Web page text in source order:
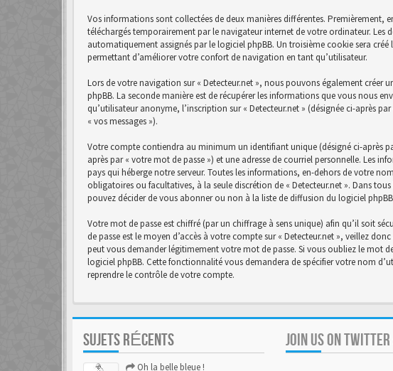
Vos informations sont collectées de deux manières différentes. Premièrement,
téléchargés temporairement par le navigateur internet de votre ordinateur.
automatiquement assignés par le logiciel phpBB. Un troisième cookie sera
permettant d’améliorer votre confort de navigation en tant qu’utilisateur.
Lors de votre navigation sur « Detecteur.net », nous pouvons également créer
phpBB. La seconde manière est de récupérer les informations que vous nous
qu’utilisateur anonyme, l’inscription sur « Detecteur.net » (désignée ci-après
« vos messages »).
Votre compte contiendra au minimum un identifiant unique (désigné ci-après
après par « votre mot de passe ») et une adresse de courriel personnelle. Les
pays qui héberge notre serveur. Toutes les informations, en-dehors de votre
obligatoires ou facultatives, à la seule discrétion de « Detecteur.net ». Dans
pouvez décider de vous abonner ou non à la liste de diffusion du logiciel
Votre mot de passe est chiffré (par un chiffrage à sens unique) afin qu’il soit
de passe est le moyen d’accès à votre compte sur « Detecteur.net », veillez
peut vous demander légitimement votre mot de passe. Si vous oubliez le mot
logiciel phpBB. Cette fonctionnalité vous demandera de spécifier votre nom
reprendre le contrôle de votre compte.
SUJETS RÉCENTS
Oh la belle bleue !
JOIN US ON TWITTER